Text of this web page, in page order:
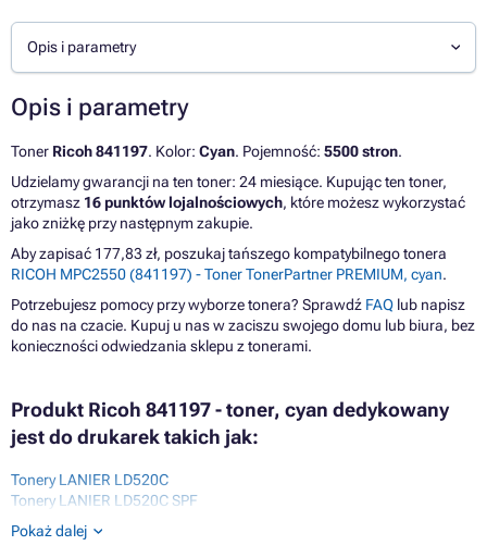
Opis i parametry
Opis i parametry
Toner Ricoh 841197. Kolor: Cyan. Pojemność: 5500 stron.
Udzielamy gwarancji na ten toner: 24 miesiące. Kupując ten toner,
otrzymasz 16 punktów lojalnościowych, które możesz wykorzystać
jako zniżkę przy następnym zakupie.
Aby zapisać 177,83 zł, poszukaj tańszego kompatybilnego tonera
RICOH MPC2550 (841197) - Toner TonerPartner PREMIUM, cyan.
Potrzebujesz pomocy przy wyborze tonera? Sprawdź FAQ lub napisz
do nas na czacie. Kupuj u nas w zaciszu swojego domu lub biura, bez
konieczności odwiedzania sklepu z tonerami.
Produkt Ricoh 841197 - toner, cyan dedykowany
jest do drukarek takich jak:
Tonery LANIER LD520C
Tonery LANIER LD520C SPF
Tonery LANIER LD520CL
Tonery LANIER LD525C
Pokaż dalej